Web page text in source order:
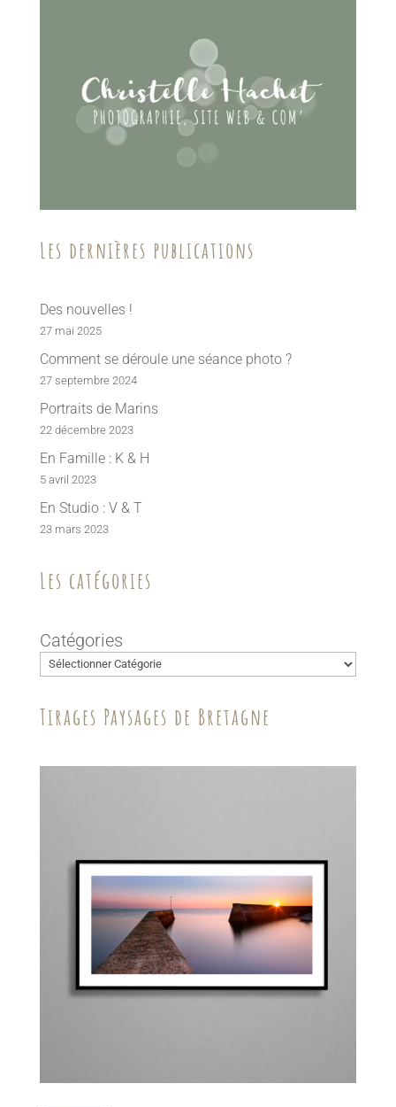
Les dernières publications
Des nouvelles !
27 mai 2025
Comment se déroule une séance photo ?
27 septembre 2024
Portraits de Marins
22 décembre 2023
En Famille : K & H
5 avril 2023
En Studio : V & T
23 mars 2023
Les catégories
Catégories
Tirages Paysages de Bretagne